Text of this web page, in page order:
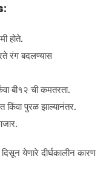
होते.
रंग बदलण्यास
बी१२ ची कमतरता.
किंवा पुरळ झाल्यानंतर.
दिसून येणारे दीर्घकालीन कारण